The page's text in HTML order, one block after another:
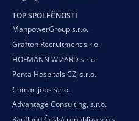
TOP SPOLEČNOSTI
ManpowerGroup s.r.o.
Grafton Recruitment s.r.o.
HOFMANN WIZARD s.r.o.
Penta Hospitals CZ, s.r.o.
Comac jobs s.r.o.
Advantage Consulting, s.r.o.